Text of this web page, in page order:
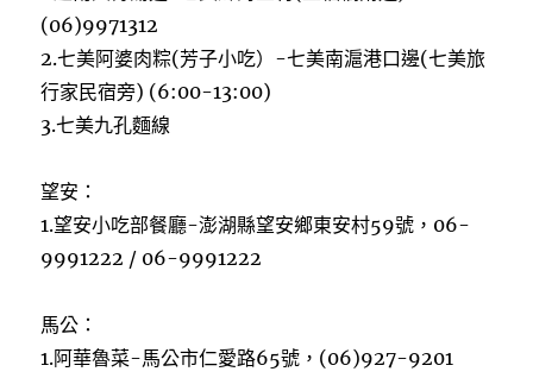
(06)9971312
2.七美阿婆肉粽(芳子小吃）-七美南滬港口邊(七美旅
行家民宿旁) (6:00-13:00)
3.七美九孔麵線
望安：
1.望安小吃部餐廳-澎湖縣望安鄉東安村59號，06-
9991222 / 06-9991222
馬公：
1.阿華魯菜-馬公市仁愛路65號，(06)927-9201